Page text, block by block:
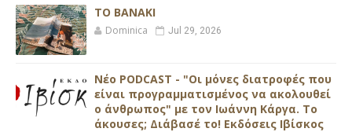
ΤΟ ΒΑΝΑΚΙ
Dominica Jul 29, 2026
Νέο PODCAST - "Οι μόνες διατροφές που
είναι προγραμματισμένος να ακολουθεί
ο άνθρωπος" με τον Ιωάννη Κάργα. Το
άκουσες; Διάβασέ το! Εκδόσεις Ιβίσκος